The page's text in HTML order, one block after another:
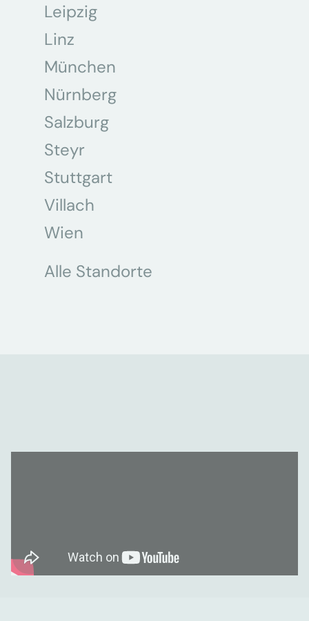
Leipzig
Linz
München
Nürnberg
Salzburg
Steyr
Stuttgart
Villach
Wien
Alle Standorte